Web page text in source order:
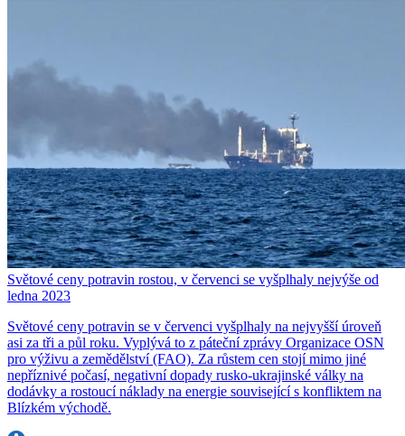
Světové ceny potravin rostou, v červenci se vyšplhaly nejvýše od
ledna 2023
Světové ceny potravin se v červenci vyšplhaly na nejvyšší úroveň
asi za tři a půl roku. Vyplývá to z páteční zprávy Organizace OSN
pro výživu a zemědělství (FAO). Za růstem cen stojí mimo jiné
nepříznivé počasí, negativní dopady rusko-ukrajinské války na
dodávky a rostoucí náklady na energie související s konfliktem na
Blízkém východě.